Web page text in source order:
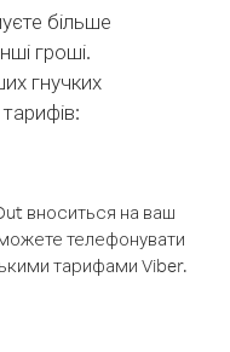
більше
гроші.
гнучких
вноситься на ваш
телефонувати
тарифами Viber.